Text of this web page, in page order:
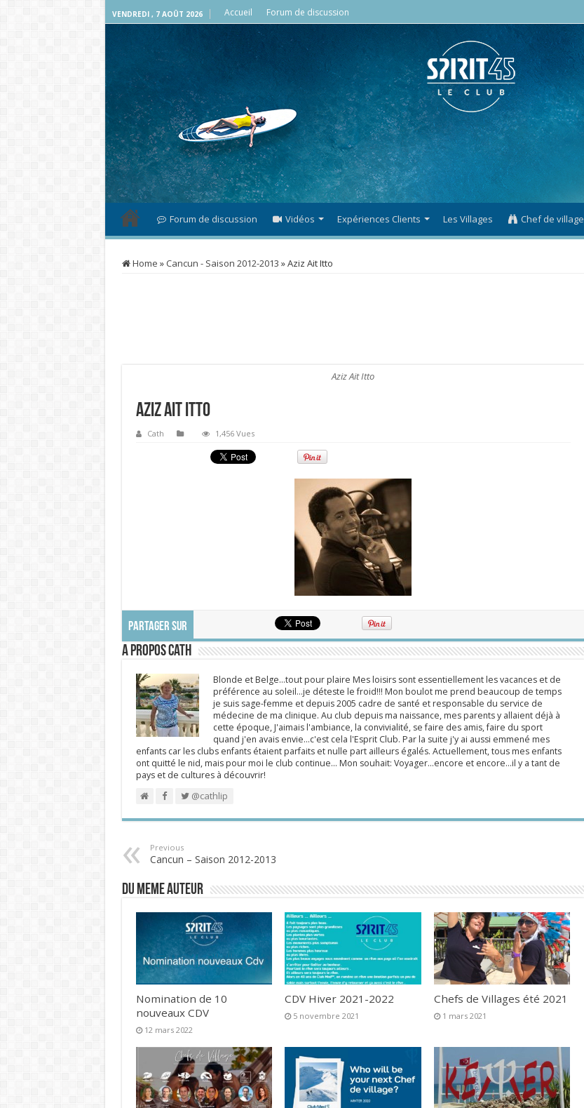
VENDREDI , 7 AOÛT 2026 Accueil Forum de discussion
Forum de discussion Vidéos Expériences Clients Les Villages Chef de village
Home » Cancun - Saison 2012-2013 »Aziz Ait Itto
Aziz Ait Itto
Aziz Ait Itto
Cath 1,456 Vues
PARTAGER SUR
A propos Cath
Blonde et Belge...tout pour plaire Mes loisirs sont essentiellement les vacances et de
préférence au soleil...je déteste le froid!!! Mon boulot me prend beaucoup de temps
je suis sage-femme et depuis 2005 cadre de santé et responsable du service de
médecine de ma clinique. Au club depuis ma naissance, mes parents y allaient déjà à
cette époque, J'aimais l'ambiance, la convivialité, se faire des amis, faire du sport
quand j'en avais envie...c'est cela l'Esprit Club. Par la suite j'y ai aussi emmené mes
enfants car les clubs enfants étaient parfaits et nulle part ailleurs égalés. Actuellement, tous mes enfants
ont quitté le nid, mais pour moi le club continue... Mon souhait: Voyager...encore et encore...il y a tant de
pays et de cultures à découvrir!
@cathlip
Previous
Cancun – Saison 2012-2013
DU MEME AUTEUR
Nomination de 10
nouveaux CDV
12 mars 2022
CDV Hiver 2021-2022
5 novembre 2021
Chefs de Villages été 2021
1 mars 2021